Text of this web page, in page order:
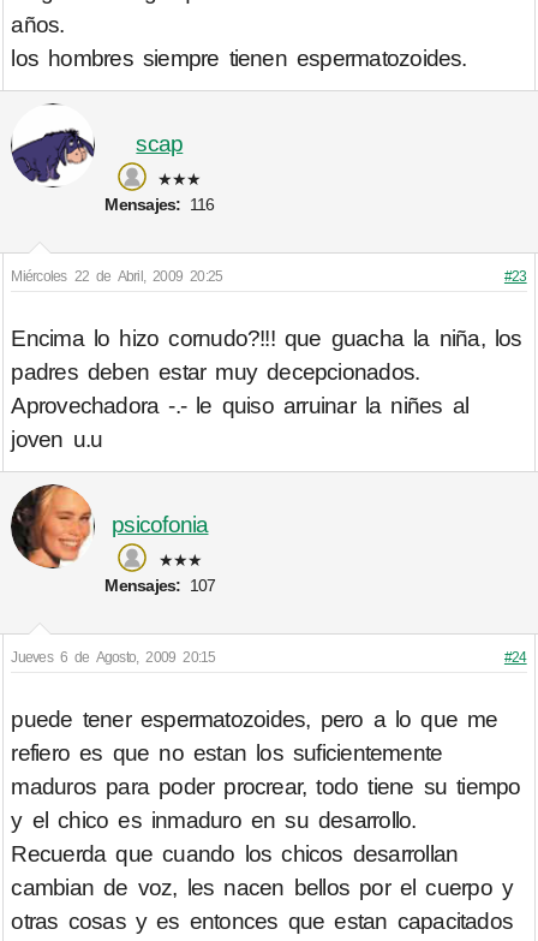
años.
los hombres siempre tienen espermatozoides.
scap
★★★
Mensajes: 116
Miércoles 22 de Abril, 2009 20:25 #23
Encima lo hizo cornudo?!!! que guacha la niña, los
padres deben estar muy decepcionados.
Aprovechadora -.- le quiso arruinar la niñes al
joven u.u
psicofonia
★★★
Mensajes: 107
Jueves 6 de Agosto, 2009 20:15 #24
puede tener espermatozoides, pero a lo que me
refiero es que no estan los suficientemente
maduros para poder procrear, todo tiene su tiempo
y el chico es inmaduro en su desarrollo.
Recuerda que cuando los chicos desarrollan
cambian de voz, les nacen bellos por el cuerpo y
otras cosas y es entonces que estan capacitados